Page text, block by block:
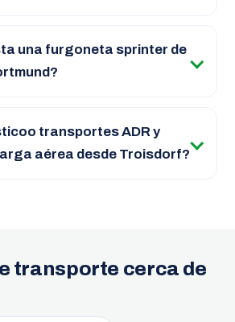
una furgoneta sprinter de
transportes ADR y
aérea desde Troisdorf?
transporte cerca de